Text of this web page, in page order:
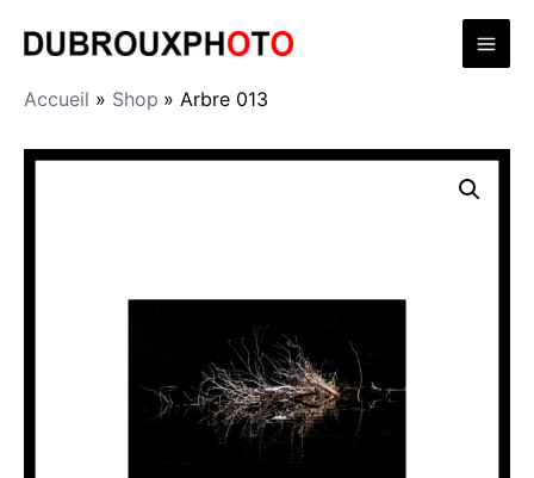
contenu
Main
Accueil Shop Arbre 013
quantité